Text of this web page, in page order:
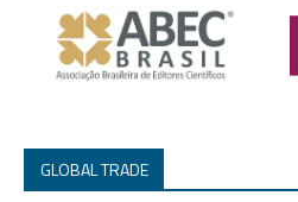
GLOBAL TRADE